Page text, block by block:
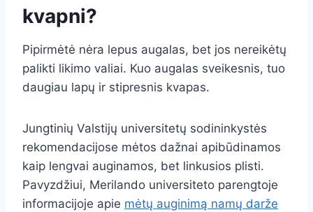
kvapni?
Pipirmėtė nėra lepus augalas, bet jos nereikėtų
palikti likimo valiai. Kuo augalas sveikesnis, tuo
daugiau lapų ir stipresnis kvapas.
Jungtinių Valstijų universitetų sodininkystės
rekomendacijose mėtos dažnai apibūdinamos
kaip lengvai auginamos, bet linkusios plisti.
Pavyzdžiui, Merilando universiteto parengtoje
informacijoje apie mėtų auginimą namų darže